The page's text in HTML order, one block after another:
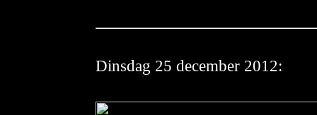
Dinsdag 25 december 2012: